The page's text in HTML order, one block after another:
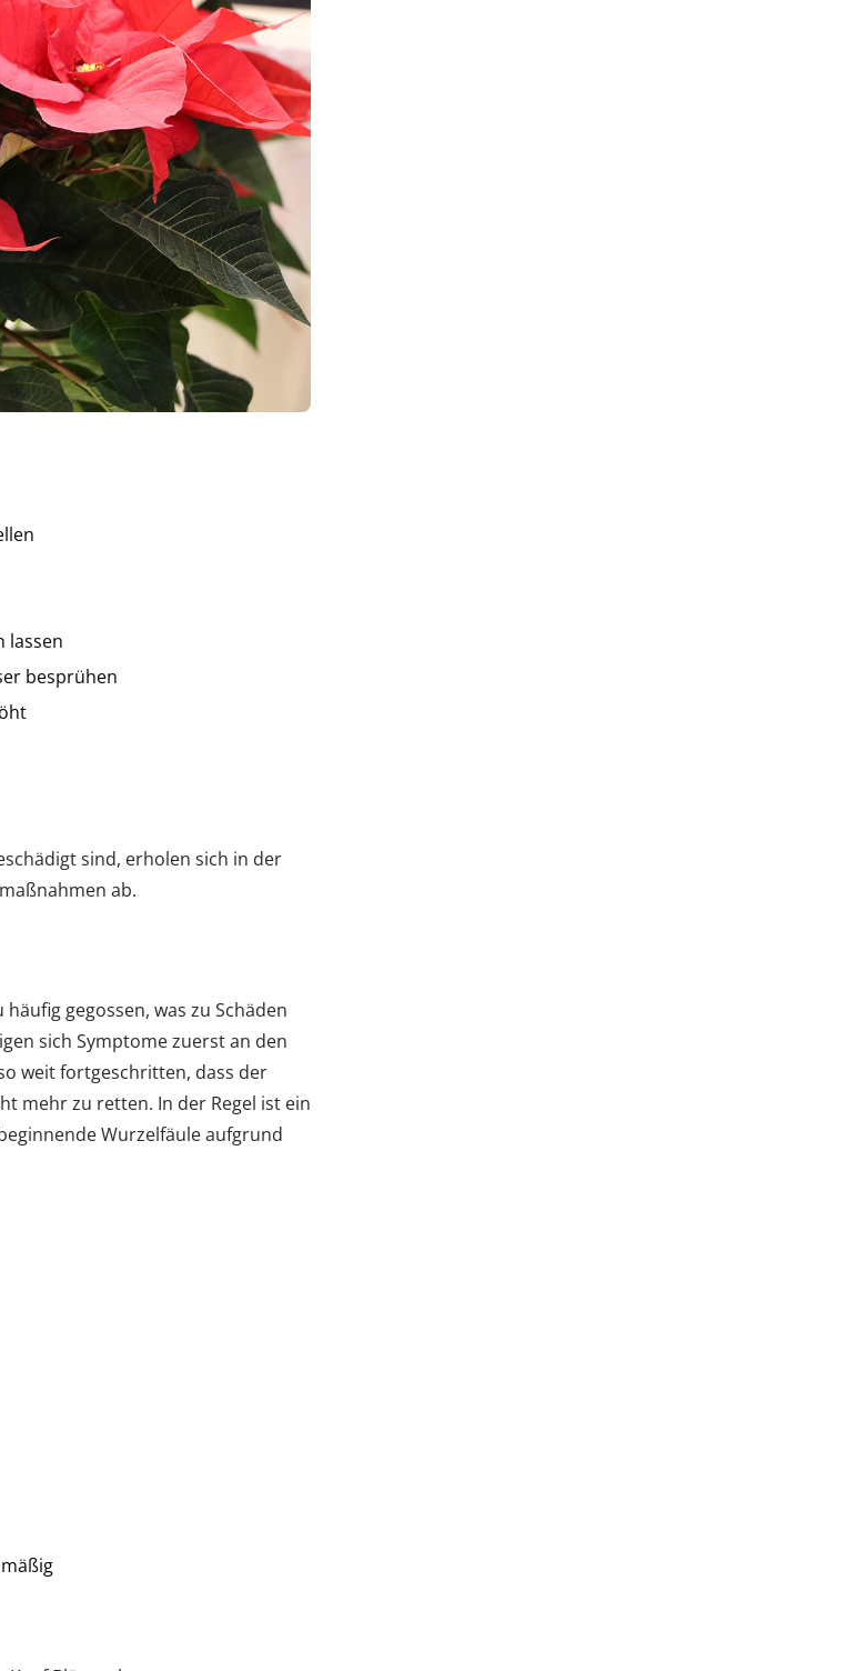
lassen
besprühen
sind, erholen sich in der
ab.
gegossen, was zu Schäden
sich Symptome zuerst an den
weit fortgeschritten, dass der
mehr zu retten. In der Regel ist ein
Wurzelfäule aufgrund